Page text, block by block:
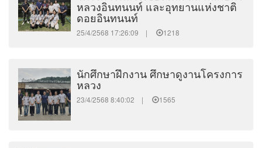
หลวงอินทนนท์ และอุทยานแห่งชาติ
ดอยอินทนนท์
25/4/2568 17:26:09 | 1218
นักศึกษาฝึกงาน ศึกษาดูงานโครงการ
หลวง
23/4/2568 8:40:02 | 1565